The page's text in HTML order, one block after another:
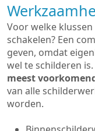
Voor welke
schakelen? Een
geven, omdat
wel te schilderen
meest
van alle
worden.